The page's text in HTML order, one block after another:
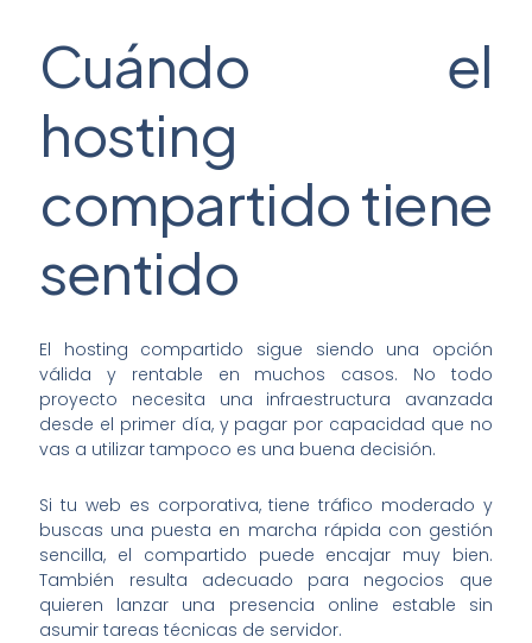
Cuándo el
hosting
compartido tiene
sentido
El hosting compartido sigue siendo una opción
válida y rentable en muchos casos. No todo
proyecto necesita una infraestructura avanzada
desde el primer día, y pagar por capacidad que no
vas a utilizar tampoco es una buena decisión.
Si tu web es corporativa, tiene tráfico moderado y
buscas una puesta en marcha rápida con gestión
sencilla, el compartido puede encajar muy bien.
También resulta adecuado para negocios que
quieren lanzar una presencia online estable sin
asumir tareas técnicas de servidor.